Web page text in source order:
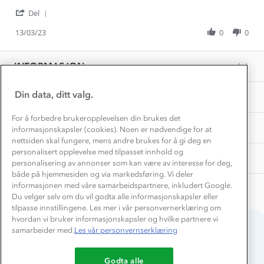
Hege
on
Mar
2023
Kjempefin
Del
Hege
V.
Mar
2023
13/03/23 0 0
INFORMASJON
Våre butikker
Bedrift, barnehage og SFO
Presse
OM OSS
Materialer
Personvern
Samarbeide med oss?
TIPS OG RÅD
Store størrelser
Turmat oppskrifter
Beredskap
AKTIVITETER
Få turinspirasjon og tips her⛰
Overnatte utendørs⛺
Leirskole 🥾
Barnehageansatt
Tips til hyttetur
Du betaler enkelt med
Din data, ditt valg.
For å forbedre brukeropplevelsen din brukes det
informasjonskapsler (cookies). Noen er nødvendige for at
nettsiden skal fungere, mens andre brukes for å gi deg en
personalisert opplevelse med tilpasset innhold og
personalisering av annonser som kan være av interesse for deg,
både på hjemmesiden og via markedsføring. Vi deler
informasjonen med våre samarbeidspartnere, inkludert Google.
Du velger selv om du vil godta alle informasjonskapsler eller
tilpasse innstillingene. Les mer i vår personvernerklæring om
hvordan vi bruker informasjonskapsler og hvilke partnere vi
samarbeider med.Les vår personvernserklæring
Godta alle